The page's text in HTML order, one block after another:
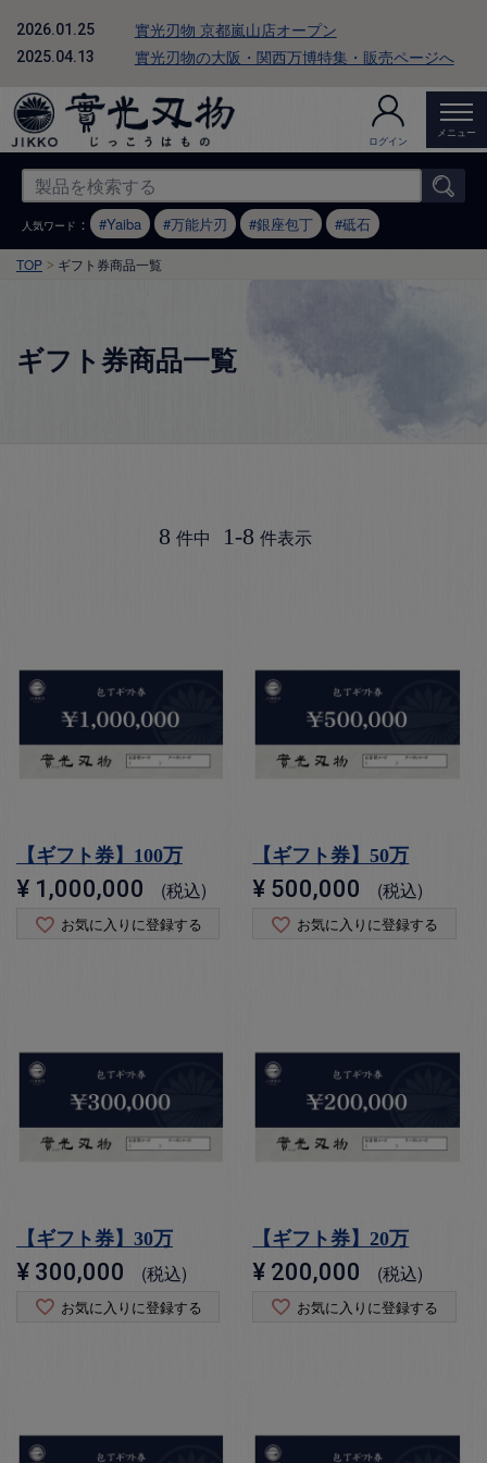
2026.01.25 實光刃物 京都嵐山店オープン
2025.04.13 實光刃物の大阪・関西万博特集・販売ページへ
ログイン
メニュー
人気ワード ： Yaiba 万能片刃 銀座包丁 砥石
TOP ギフト券商品一覧
ギフト券商品一覧
8 件中 1-8 件表示
【ギフト券】100万
¥ 1,000,000 税込
お気に入りに登録する
【ギフト券】50万
¥ 500,000 税込
お気に入りに登録する
【ギフト券】30万
¥ 300,000 税込
お気に入りに登録する
【ギフト券】20万
¥ 200,000 税込
お気に入りに登録する